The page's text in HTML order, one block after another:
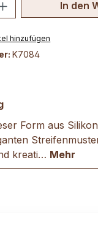
In den
hinzufügen
K7084
Form aus
kreati… Mehr